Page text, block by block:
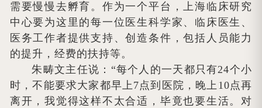
需要慢慢去孵育。作为一个平台，上海临床研究
中心要为这里的每一位医生科学家、临床医生、
医务工作者提供支持、创造条件，包括人员能力
的提升，经费的扶持等。
朱畴文主任说：“每个人的一天都只有24个小
时，不能要求大家都早上7点到医院，晚上10点再
离开，我觉得这样不太合适，毕竟也要生活。对